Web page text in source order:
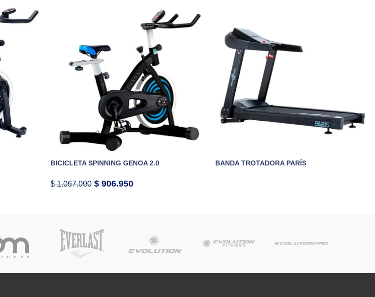
BICICLETA SPINNING GENOA 2.0
$1.067.000 $ 906.950
BANDA TROTADORA PARÍS